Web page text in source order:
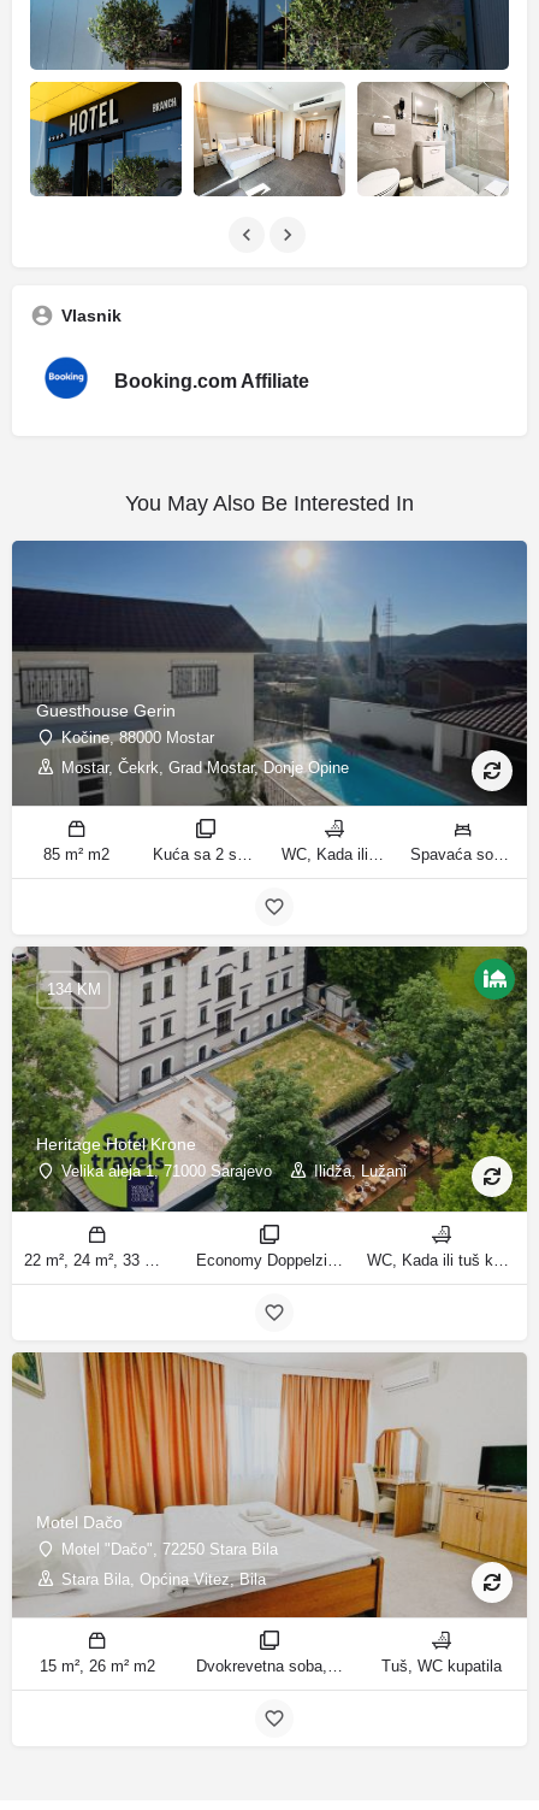
Vlasnik
Booking.com Affiliate
You May Also Be Interested In
Guesthouse Gerin
Kočine, 88000 Mostar
Mostar, Čekrk, Grad Mostar, Donje Opine
85 m² m2
Heritage Hotel Krone
Velika aleja 1, 71000 Sarajevo Ilidža, Lužani
134 KM
Motel Dačo
Motel "Dačo", 72250 Stara Bila
Stara Bila, Općina Vitez, Bila
15 m², 26 m² m2 Tuš, WC kupatila